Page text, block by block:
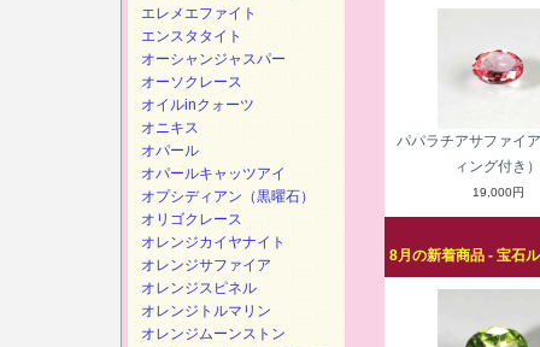
パパラチアサファイ
ィング付き）
19,000円
8月の新着商品 - 宝石
エレメエファイト
エンスタタイト
オーシャンジャスパー
オーソクレース
オイルinクォーツ
オニキス
オパール
オパールキャッツアイ
オプシディアン（黒曜石）
オリゴクレース
オレンジカイヤナイト
オレンジサファイア
オレンジスピネル
オレンジトルマリン
オレンジムーンストン